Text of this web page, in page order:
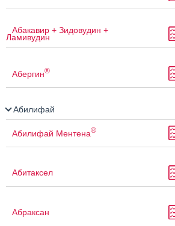
Абакавир + Зидовудин +
Ламивудин
Абергин®
Абилифай
Абилифай Ментена®
Абитаксел
Абраксан